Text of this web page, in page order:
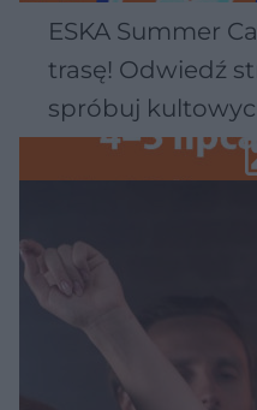
ESKA Summer
trasę! Odwiedź
spróbuj
Wawelu